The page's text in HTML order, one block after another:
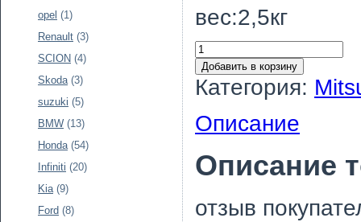
opel (1)
Renault (3)
SCION (4)
Skoda (3)
suzuki (5)
BMW (13)
Honda (54)
Infiniti (20)
Kia (9)
Ford (8)
вес:2,5кг
Добавить в корзину
Категория:
Описание
Описание
отзыв